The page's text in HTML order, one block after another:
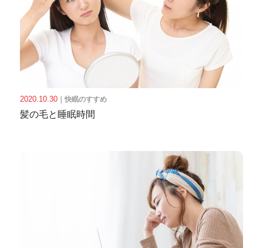
2020.10.30｜ 快眠のすすめ
髪の毛と睡眠時間